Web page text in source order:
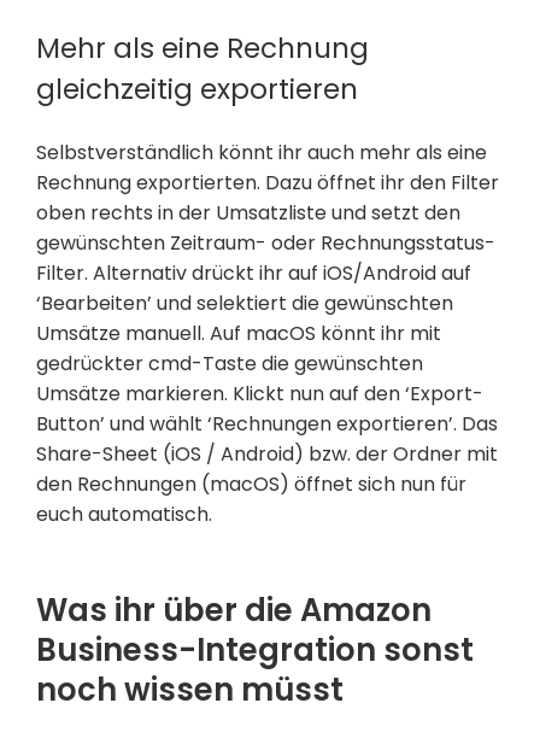
Mehr als eine Rechnung
gleichzeitig exportieren
Selbstverständlich könnt ihr auch mehr als eine
Rechnung exportierten. Dazu öffnet ihr den Filter
oben rechts in der Umsatzliste und setzt den
gewünschten Zeitraum- oder Rechnungsstatus-
Filter. Alternativ drückt ihr auf iOS/Android auf
‘Bearbeiten’ und selektiert die gewünschten
Umsätze manuell. Auf macOS könnt ihr mit
gedrückter cmd-Taste die gewünschten
Umsätze markieren. Klickt nun auf den ‘Export-
Button’ und wählt ‘Rechnungen exportieren’. Das
Share-Sheet (iOS / Android) bzw. der Ordner mit
den Rechnungen (macOS) öffnet sich nun für
euch automatisch.
Was ihr über die Amazon
Business-Integration sonst
noch wissen müsst